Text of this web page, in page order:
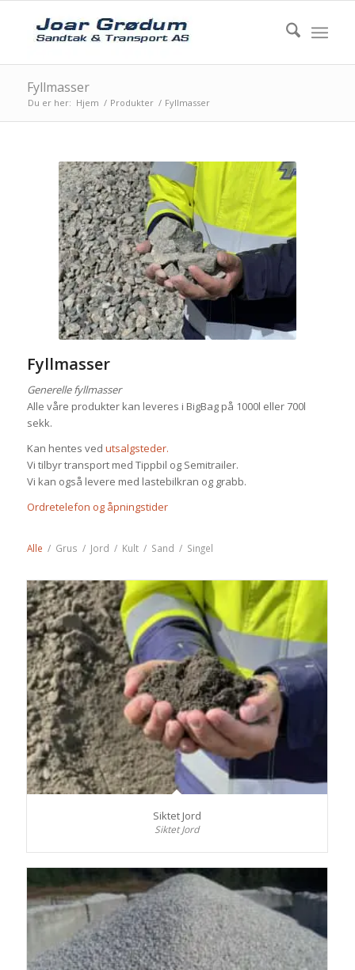
Fyllmasser
Du er her: Hjem / Produkter / Fyllmasser
Fyllmasser
Generelle fyllmasser
Alle våre produkter kan leveres i BigBag på 1000l eller 700l
sekk.
Kan hentes ved utsalgsteder.
Vi tilbyr transport med Tippbil og Semitrailer.
Vi kan også levere med lastebilkran og grabb.
Ordretelefon og åpningstider
Alle / Grus / Jord / Kult / Sand / Singel
Siktet Jord
Siktet Jord